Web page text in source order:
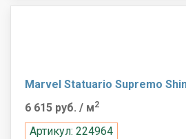
Marvel Statuario Supremo
6 615 руб. / м2
Артикул: 224964